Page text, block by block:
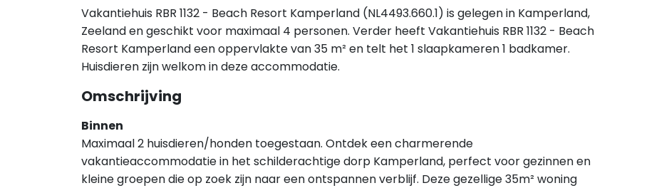
Vakantiehuis RBR 1132 - Beach Resort Kamperland (NL4493.660.1) is gelegen in Kamperland,
Zeeland en geschikt voor maximaal 4 personen. Verder heeft Vakantiehuis RBR 1132 - Beach
Resort Kamperland een oppervlakte van 35 m² en telt het 1 slaapkameren 1 badkamer.
Huisdieren zijn welkom in deze accommodatie.
Omschrijving
Binnen
Maximaal 2 huisdieren/honden toegestaan. Ontdek een charmerende
vakantieaccommodatie in het schilderachtige dorp Kamperland, perfect voor gezinnen en
kleine groepen die op zoek zijn naar een ontspannen verblijf. Deze gezellige 35m² woning